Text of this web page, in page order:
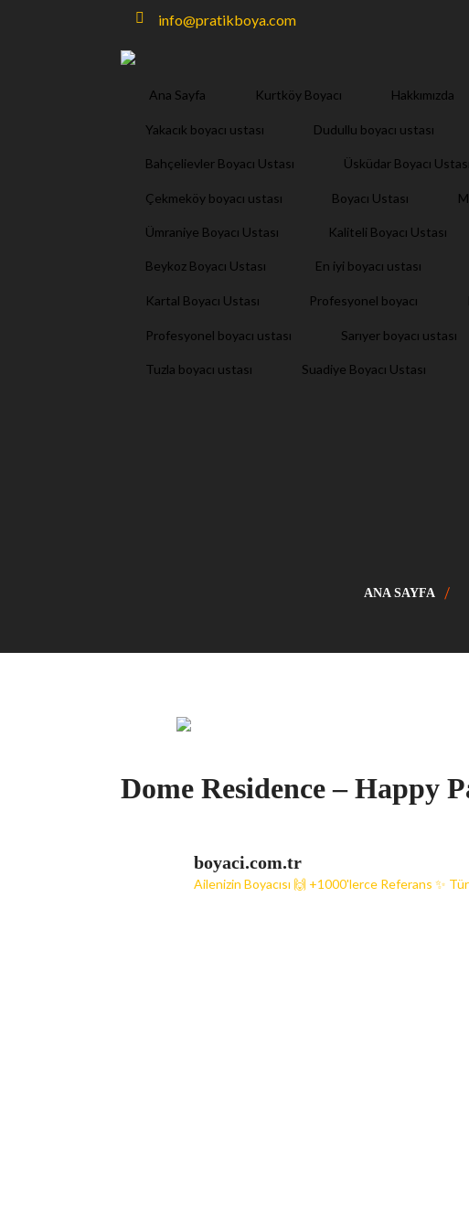
info@pratikboya.com
Ana Sayfa
Kurtköy Boyacı Hakkımızda
Yakacık boyacı ustası Dudullu boyacı ustası
Bahçelievler Boyacı Ustası Üsküdar Boyacı Ustası
Çekmeköy boyacı ustası Boyacı Ustası
Ümraniye Boyacı Ustası Kaliteli Boyacı Ustası
Beykoz Boyacı Ustası En iyi boyacı ustası
Kartal Boyacı Ustası Profesyonel boyacı
Profesyonel boyacı ustası Sarıyer boyacı ustası
Tuzla boyacı ustası Suadiye Boyacı Ustası
ANA SAYFA
Dome Residence – Happy
boyaci.com.tr
Ailenizin Boyacısı 🙌 +1000'lerce Referans ✨